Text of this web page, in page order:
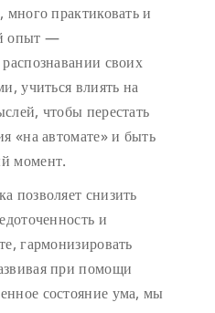
практиковать и
опыт —
своих
учиться влиять на
чтобы перестать
«на автомате» и быть
момент.
позволяет снизить
и
гармонизировать
при помощи
состояние ума, мы